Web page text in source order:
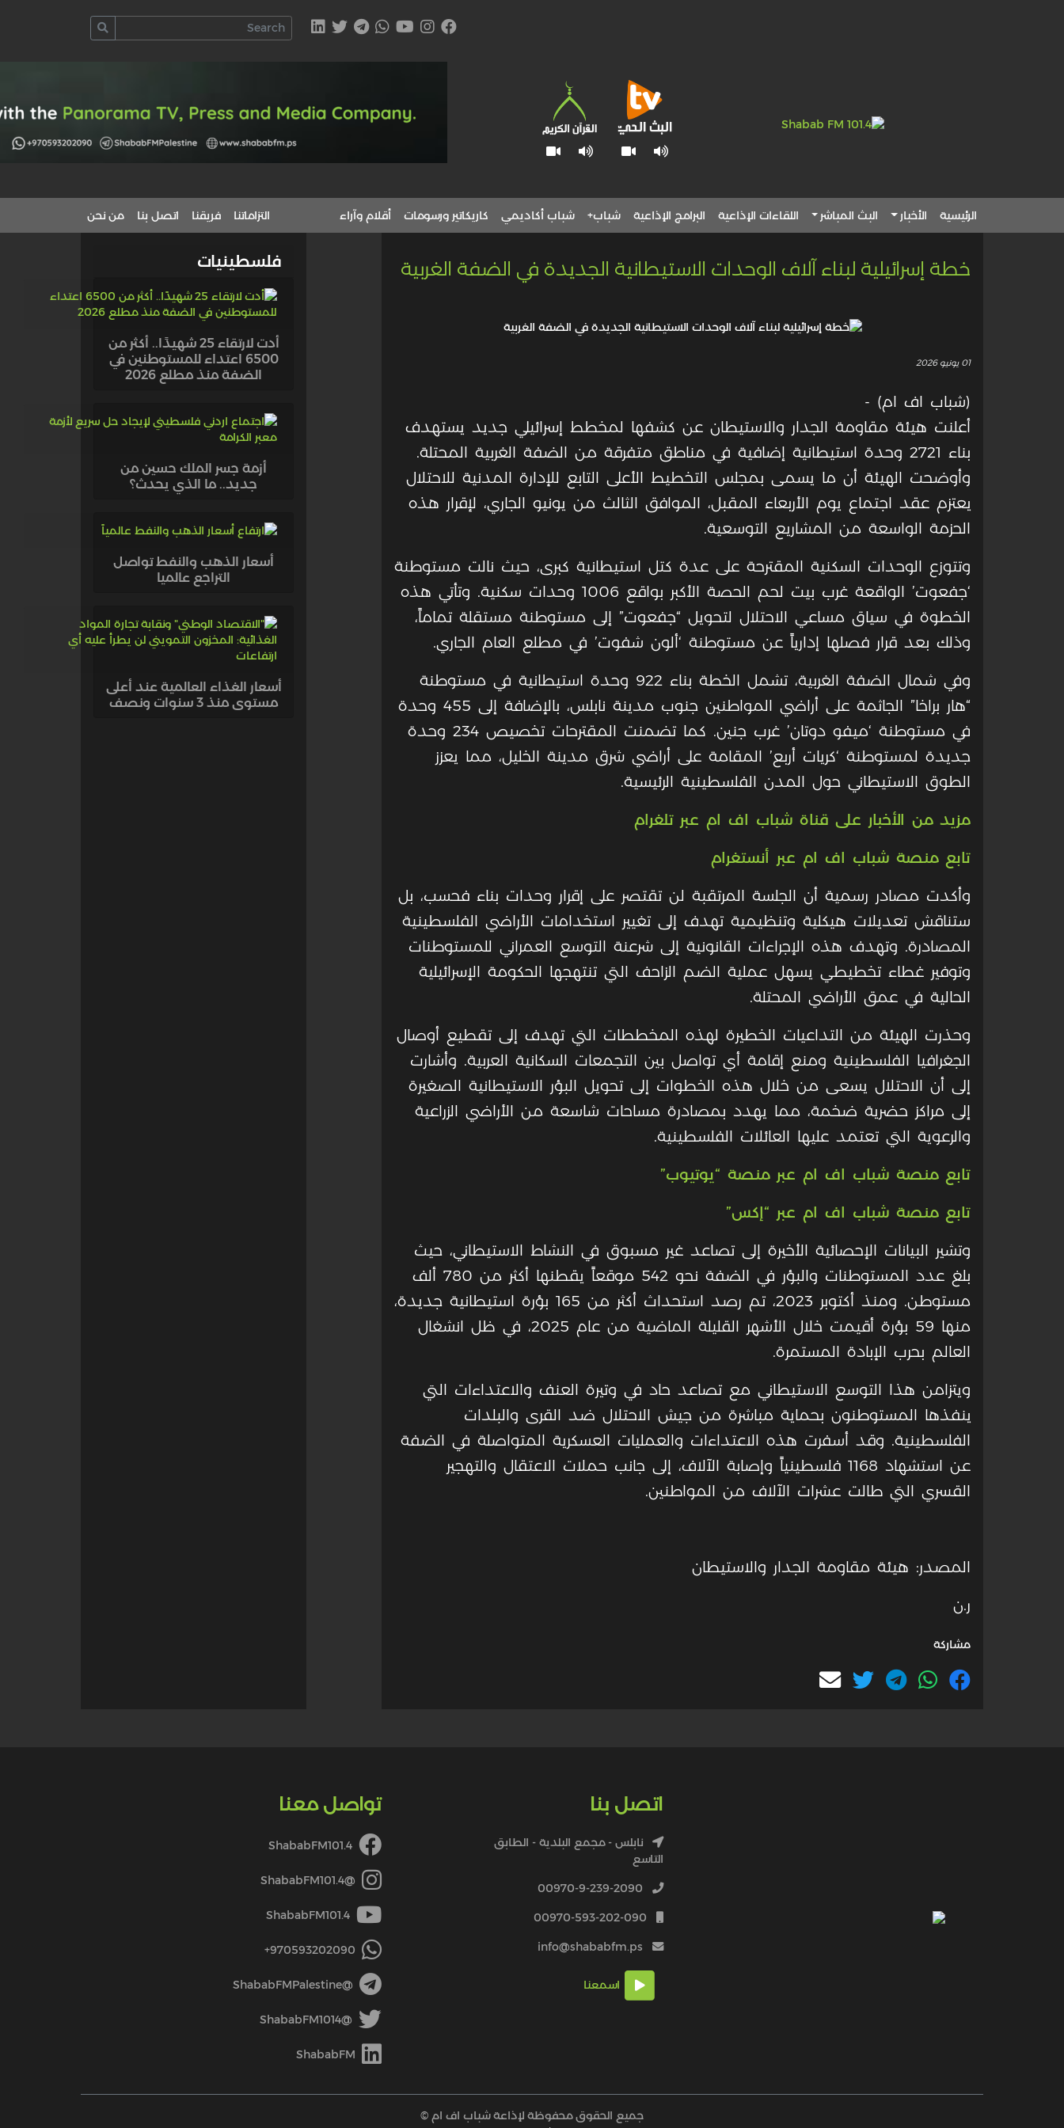
الرئيسية الأخبار البث المباشر اللقاءات الإذاعية البرامج الإذاعية شباب+ شباب أكاديمي كاريكاتير ورسومات أقلام وآراء التزاماتنا فريقنا اتصل بنا من نحن
خطة إسرائيلية لبناء آلاف الوحدات الاستيطانية الجديدة في الضفة الغربية
01 يونيو 2026
(شباب اف ام) -
أعلنت هيئة مقاومة الجدار والاستيطان عن كشفها لمخطط إسرائيلي جديد يستهدف
بناء 2721 وحدة استيطانية إضافية في مناطق متفرقة من الضفة الغربية المحتلة.
وأوضحت الهيئة أن ما يسمى بمجلس التخطيط الأعلى التابع للإدارة المدنية للاحتلال
يعتزم عقد اجتماع يوم الأربعاء المقبل، الموافق الثالث من يونيو الجاري، لإقرار هذه
الحزمة الواسعة من المشاريع التوسعية.
وتتوزع الوحدات السكنية المقترحة على عدة كتل استيطانية كبرى، حيث نالت مستوطنة
‘جفعوت’ الواقعة غرب بيت لحم الحصة الأكبر بواقع 1006 وحدات سكنية. وتأتي هذه
الخطوة في سياق مساعي الاحتلال لتحويل “جفعوت” إلى مستوطنة مستقلة تماماً،
وذلك بعد قرار فصلها إدارياً عن مستوطنة ‘ألون شفوت’ في مطلع العام الجاري.
وفي شمال الضفة الغربية، تشمل الخطة بناء 922 وحدة استيطانية في مستوطنة
“هار براخا” الجاثمة على أراضي المواطنين جنوب مدينة نابلس، بالإضافة إلى 455 وحدة
في مستوطنة ‘ميفو دوتان’ غرب جنين. كما تضمنت المقترحات تخصيص 234 وحدة
جديدة لمستوطنة ‘كريات أربع’ المقامة على أراضي شرق مدينة الخليل، مما يعزز
الطوق الاستيطاني حول المدن الفلسطينية الرئيسية.
مزيد من الأخبار على قناة شباب اف ام عبر تلغرام
تابع منصة شباب اف ام عبر أنستغرام
وأكدت مصادر رسمية أن الجلسة المرتقبة لن تقتصر على إقرار وحدات بناء فحسب، بل
ستناقش تعديلات هيكلية وتنظيمية تهدف إلى تغيير استخدامات الأراضي الفلسطينية
المصادرة. وتهدف هذه الإجراءات القانونية إلى شرعنة التوسع العمراني للمستوطنات
وتوفير غطاء تخطيطي يسهل عملية الضم الزاحف التي تنتهجها الحكومة الإسرائيلية
الحالية في عمق الأراضي المحتلة.
وحذرت الهيئة من التداعيات الخطيرة لهذه المخططات التي تهدف إلى تقطيع أوصال
الجغرافيا الفلسطينية ومنع إقامة أي تواصل بين التجمعات السكانية العربية. وأشارت
إلى أن الاحتلال يسعى من خلال هذه الخطوات إلى تحويل البؤر الاستيطانية الصغيرة
إلى مراكز حضرية ضخمة، مما يهدد بمصادرة مساحات شاسعة من الأراضي الزراعية
والرعوية التي تعتمد عليها العائلات الفلسطينية.
تابع منصة شباب اف ام عبر منصة “يوتيوب”
تابع منصة شباب اف ام عبر “إكس”
وتشير البيانات الإحصائية الأخيرة إلى تصاعد غير مسبوق في النشاط الاستيطاني، حيث
بلغ عدد المستوطنات والبؤر في الضفة نحو 542 موقعاً يقطنها أكثر من 780 ألف
مستوطن. ومنذ أكتوبر 2023، تم رصد استحداث أكثر من 165 بؤرة استيطانية جديدة،
منها 59 بؤرة أقيمت خلال الأشهر القليلة الماضية من عام 2025، في ظل انشغال
العالم بحرب الإبادة المستمرة.
ويتزامن هذا التوسع الاستيطاني مع تصاعد حاد في وتيرة العنف والاعتداءات التي
ينفذها المستوطنون بحماية مباشرة من جيش الاحتلال ضد القرى والبلدات
الفلسطينية. وقد أسفرت هذه الاعتداءات والعمليات العسكرية المتواصلة في الضفة
عن استشهاد 1168 فلسطينياً وإصابة الآلاف، إلى جانب حملات الاعتقال والتهجير
القسري التي طالت عشرات الآلاف من المواطنين.
المصدر: هيئة مقاومة الجدار والاستيطان
ر.ن
مشاركة
فلسطينيات
أدت لارتقاء 25 شهيدًا.. أكثر من
6500 اعتداء للمستوطنين في
الضفة منذ مطلع 2026
أزمة جسر الملك حسين من
جديد.. ما الذي يحدث؟
أسعار الذهب والنفط تواصل
التراجع عالميا
أسعار الغذاء العالمية عند أعلى
مستوى منذ 3 سنوات ونصف
اتصل بنا
نابلس - مجمع البلدية - الطابق
التاسع
00970-9-239-2090
00970-593-202-090
info@shababfm.ps
اسمعنا
تواصل معنا
ShababFM101.4
@ShababFM101.4
ShababFM101.4
970593202090+
@ShababFMPalestine
@ShababFM1014
ShababFM
جميع الحقوق محفوظة لإذاعة شباب اف ام ©